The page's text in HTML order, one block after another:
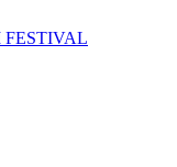
FESTIVAL